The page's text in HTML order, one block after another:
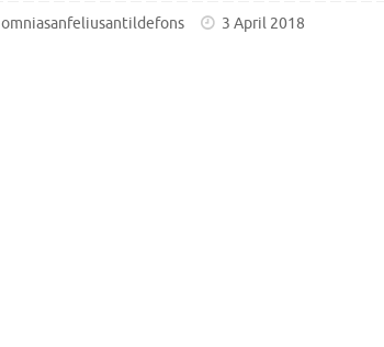
omniasanfeliusantildefons 3 April 2018